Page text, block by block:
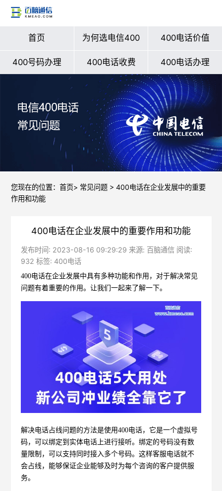
首页 为何选电信400 400电话价值
400号码办理 400电话收费 400电话办理
您现在的位置： 首页> 常见问题> 400电话在企业发展中的重要
作用和功能
400电话在企业发展中的重要作用和功能
发布时间: 2023-08-16 09:29:29 来源: 百脑通信 阅读:
932 标签: 400电话
400电话在企业发展中具有多种功能和作用，对于解决常见
问题有着重要的作用。让我们一起来了解一下。
解决电话占线问题的方法是使用400电话，它是一个虚拟号
码，可以绑定到实体电话上进行接听。绑定的号码没有数
量限制，可以支持同时接入多个号码。这样客服电话就不
会占线，能够保证企业能够及时为每个咨询的客户提供服
务。